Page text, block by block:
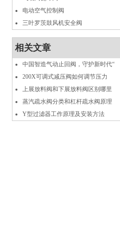
电动空气控制阀
三叶罗茨鼓风机安全阀
相关文章
中国智造气动止回阀，守护新时代“
200X可调式减压阀如何调节压力
上展放料阀和下展放料阀区别哪里
蒸汽疏水阀分类和杠杆疏水阀原理
Y型过滤器工作原理及安装方法